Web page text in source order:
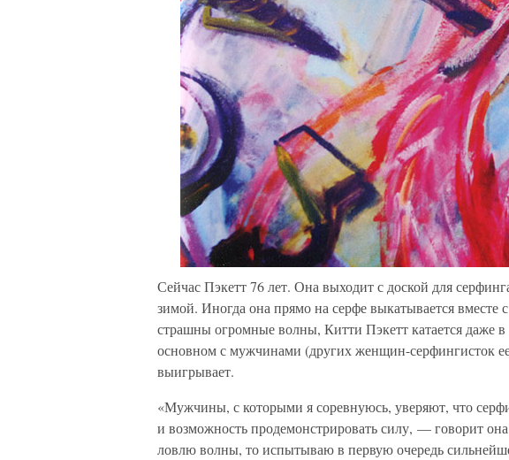
Сейчас Пэкетт 76 лет. Она выходит с доской для
зимой. Иногда она прямо на серфе выкатывается вместе
страшны огромные волны, Китти Пэкетт катается даже
основном с мужчинами (других женщин-серфингисток ее
выигрывает.
«Мужчины, с которыми я соревнуюсь, уверяют, что
и возможность продемонстрировать силу, — говорит
ловлю волны, то испытываю в первую очередь